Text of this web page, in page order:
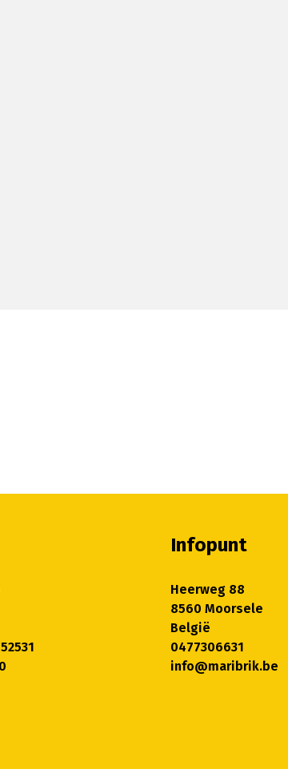
Infopunt
Heerweg 88
8560 Moorsele
België
0477306631
info@maribrik.be